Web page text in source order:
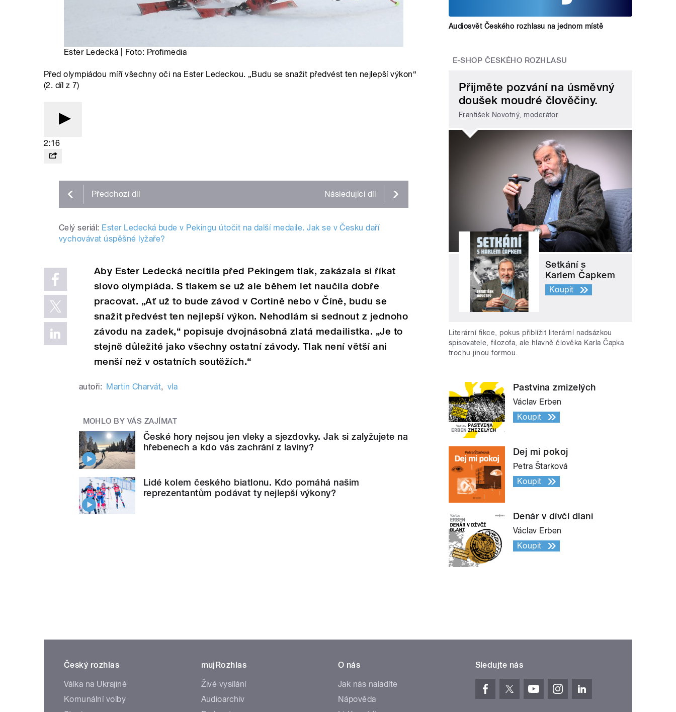
Ester Ledecká | Foto: Profimedia
Před olympiádou míří všechny oči na Ester Ledeckou. „Budu se snažit předvést ten nejlepší výkon“
(2. díl z 7)
2:16
Předchozí díl Následující díl
Celý seriál: Ester Ledecká bude v Pekingu útočit na další medaile. Jak se v Česku daří
vychovávat úspěšné lyžaře?
Aby Ester Ledecká necítila před Pekingem tlak, zakázala si říkat
slovo olympiáda. S tlakem se už ale během let naučila dobře
pracovat. „Ať už to bude závod v Cortině nebo v Číně, budu se
snažit předvést ten nejlepší výkon. Nehodlám si sednout z jednoho
závodu na zadek,“ popisuje dvojnásobná zlatá medailistka. „Je to
stejně důležité jako všechny ostatní závody. Tlak není větší ani
menší než v ostatních soutěžích.“
autoři: Martin Charvát, vla
MOHLO BY VÁS ZAJÍMAT
České hory nejsou jen vleky a sjezdovky. Jak si zalyžujete na
hřebenech a kdo vás zachrání z laviny?
Lidé kolem českého biatlonu. Kdo pomáhá našim
reprezentantům podávat ty nejlepší výkony?
Audiosvět Českého rozhlasu na jednom místě
E-SHOP ČESKÉHO ROZHLASU
Přijměte pozvání na úsměvný
doušek moudré člověčiny.
František Novotný, moderátor
Setkání s
Karlem Čapkem
Koupit
Literární fikce, pokus přiblížit literární nadsázkou
spisovatele, filozofa, ale hlavně člověka Karla Čapka
trochu jinou formou.
Pastvina zmizelých
Václav Erben
Koupit
Dej mi pokoj
Petra Štarková
Koupit
Denár v dívčí dlani
Václav Erben
Koupit
Český rozhlas
Válka na Ukrajině
Komunální volby
mujRozhlas
Živé vysílání
Audioarchiv
O nás
Jak nás naladíte
Nápověda
Sledujte nás